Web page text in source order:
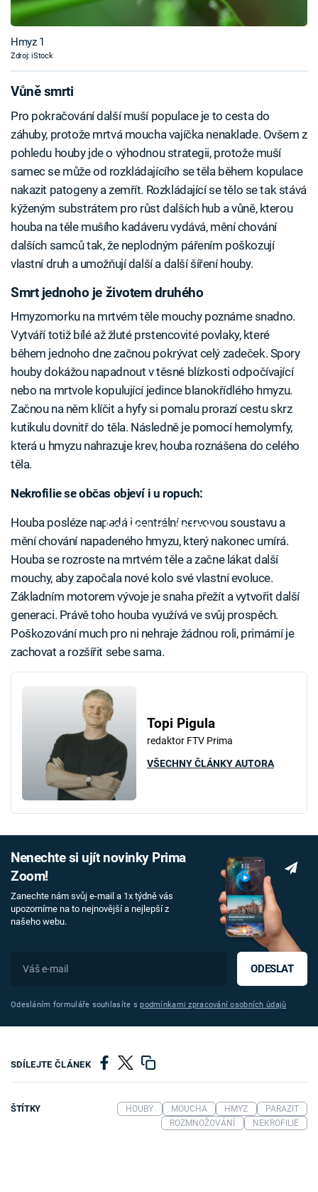
Hmyz 1
Zdroj: iStock
Vůně smrti
Pro pokračování další muší populace je to cesta do
záhuby, protože mrtvá moucha vajíčka nenaklade. Ovšem z
pohledu houby jde o výhodnou strategii, protože muší
samec se může od rozkládajícího se těla během kopulace
nakazit patogeny a zemřít. Rozkládající se tělo se tak stává
kýženým substrátem pro růst dalších hub a vůně, kterou
houba na těle mušího kadáveru vydává, mění chování
dalších samců tak, že neplodným pářením poškozují
vlastní druh a umožňují další a další šíření houby.
Smrt jednoho je životem druhého
Hmyzomorku na mrtvém těle mouchy poznáme snadno.
Vytváří totiž bílé až žluté prstencovité povlaky, které
během jednoho dne začnou pokrývat celý zadeček. Spory
houby dokážou napadnout v těsné blízkosti odpočívající
nebo na mrtvole kopulující jedince blanokřídlého hmyzu.
Začnou na něm klíčit a hyfy si pomalu prorazí cestu skrz
kutikulu dovnitř do těla. Následně je pomocí hemolymfy,
která u hmyzu nahrazuje krev, houba roznášena do celého
těla.
Nekrofilie se občas objeví i u ropuch:
Failed to fetch
Houba posléze napadá i centrální nervovou soustavu a
mění chování napadeného hmyzu, který nakonec umírá.
Houba se rozroste na mrtvém těle a začne lákat další
mouchy, aby započala nové kolo své vlastní evoluce.
Základním motorem vývoje je snaha přežít a vytvořit další
generaci. Právě toho houba využívá ve svůj prospěch.
Poškozování much pro ni nehraje žádnou roli, primární je
zachovat a rozšířit sebe sama.
Topi Pigula
redaktor FTV Prima
VŠECHNY ČLÁNKY AUTORA
Nenechte si ujít novinky Prima
Zoom!
Zanechte nám svůj e-mail a 1x týdně vás
upozorníme na to nejnovější a nejlepší z
našeho webu.
ODESLAT
Odesláním formuláře souhlasíte spodmínkami zpracování osobních údajů
SDÍLEJTE ČLÁNEK
ŠTÍTKY HOUBY MOUCHA HMYZ
PARAZIT
ROZMNOŽOVÁNÍ
NEKROFILIE